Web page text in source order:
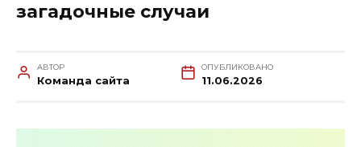
загадочные случаи
АВТОР
Команда сайта
ОПУБЛИКОВАНО
11.06.2026